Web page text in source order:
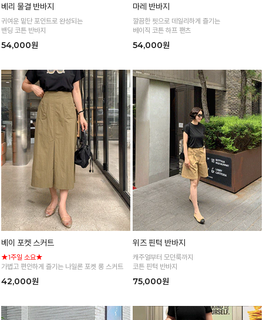
베리 물결 반바지
귀여운 밑단 포인트로 완성되는
밴딩 코튼 반바지
54,000원
마레 반바지
깔끔한 핏으로 데일리하게 즐기는
베이직 코튼 하프 팬츠
54,000원
베이 포켓 스커트
★1주일 소요★
가볍고 편안하게 즐기는 나일론 포켓 롱 스커트
42,000원
위즈 핀턱 반바지
캐주얼부터 모던룩까지
코튼 핀턱 반바지
75,000원